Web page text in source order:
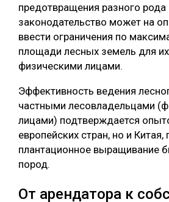
предотвращения разного рода
законодательство может на
ввести ограничения по
площади лесных земель для
физическими лицами.
Эффективность ведения
частными лесовладельцами
лицами) подтверждается
европейских стран, но и Китая,
плантационное выращивание
пород.
От арендатора к